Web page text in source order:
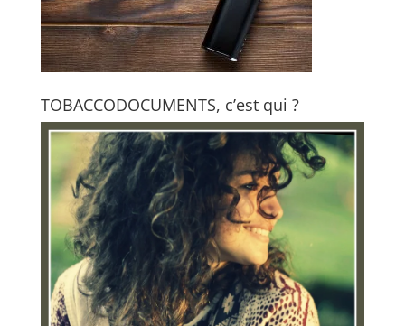
TOBACCODOCUMENTS, c’est qui ?